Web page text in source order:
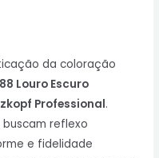
da coloração
Louro Escuro
Professional.
reflexo
e fidelidade